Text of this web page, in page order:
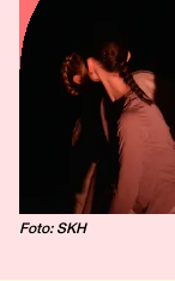
Foto: SKH